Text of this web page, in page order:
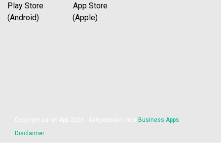
Play Store App Store
(Android) (Apple)
Business Apps
Disclaimer